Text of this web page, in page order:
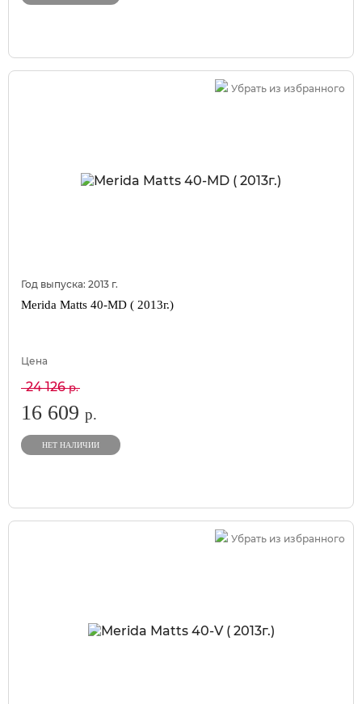
Убрать из избранного
Год выпуска: 2013 г.
Merida Matts 40-MD ( 2013г.)
Цена
24 126р.
16 609 р.
НЕТ НАЛИЧИИ
Убрать из избранного